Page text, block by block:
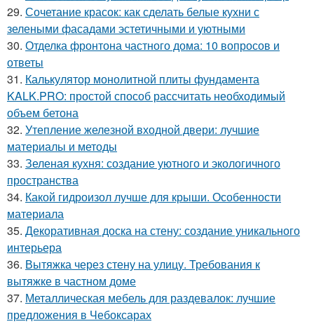
29. Сочетание красок: как сделать белые кухни с
зелеными фасадами эстетичными и уютными
30. Отделка фронтона частного дома: 10 вопросов и
ответы
31. Калькулятор монолитной плиты фундамента
KALK.PRO: простой способ рассчитать необходимый
объем бетона
32. Утепление железной входной двери: лучшие
материалы и методы
33. Зеленая кухня: создание уютного и экологичного
пространства
34. Какой гидроизол лучше для крыши. Особенности
материала
35. Декоративная доска на стену: создание уникального
интерьера
36. Вытяжка через стену на улицу. Требования к
вытяжке в частном доме
37. Металлическая мебель для раздевалок: лучшие
предложения в Чебоксарах